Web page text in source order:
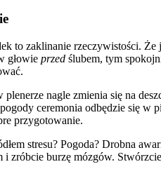
to zaklinanie rzeczywistości.
głowie przed ślubem, tym
nagle zmienia się na
ceremonia odbędzie się
przygotowanie.
stresu? Pogoda? Drobna
i zróbcie burzę mózgów.